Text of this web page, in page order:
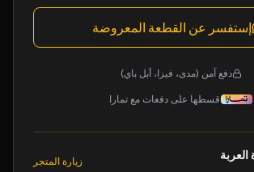
إستفسر عن القطعة المعروضة
دفع آمن (مدى، فيزا، أبل باي)
قسطها على دفعات مع تمارا
زيارة المتجر